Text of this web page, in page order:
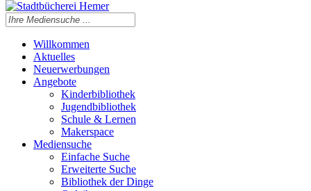
Willkommen
Aktuelles
Neuerwerbungen
Angebote
Kinderbibliothek
Jugendbibliothek
Schule & Lernen
Makerspace
Mediensuche
Einfache Suche
Erweiterte Suche
Bibliothek der Dinge